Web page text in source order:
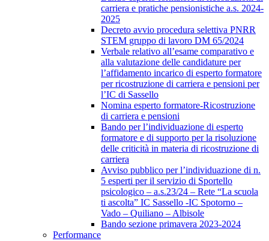
carriera e pratiche pensionistiche a.s. 2024-
2025
Decreto avvio procedura selettiva PNRR
STEM gruppo di lavoro DM 65/2024
Verbale relativo all’esame comparativo e
alla valutazione delle candidature per
l’affidamento incarico di esperto formatore
per ricostruzione di carriera e pensioni per
l’IC di Sassello
Nomina esperto formatore-Ricostruzione
di carriera e pensioni
Bando per l’individuazione di esperto
formatore e di supporto per la risoluzione
delle criticità in materia di ricostruzione di
carriera
Avviso pubblico per l’individuazione di n.
5 esperti per il servizio di Sportello
psicologico – a.s.23/24 – Rete “La scuola
ti ascolta” IC Sassello -IC Spotorno –
Vado – Quiliano – Albisole
Bando sezione primavera 2023-2024
Performance